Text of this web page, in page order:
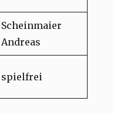
Scheinmaier
Andreas
spielfrei